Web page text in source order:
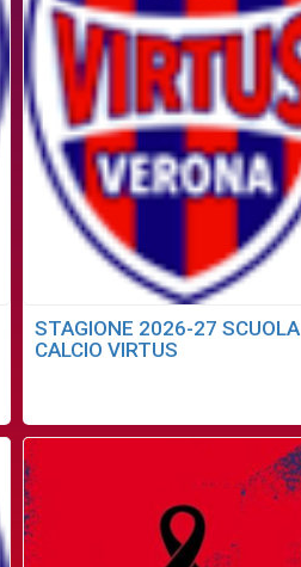
STAGIONE 2026-27 SCUOLA
CALCIO VIRTUS